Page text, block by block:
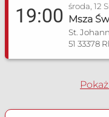
Poradnia dla
Poradnia
Poradnia
Dyżur:
19:00 środa, 12
Msza
St.
51 33378